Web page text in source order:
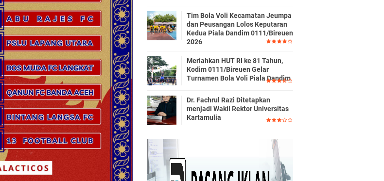
Tim Bola Voli Kecamatan Jeumpa
dan Peusangan Lolos Keputaran
Kedua Piala Dandim 0111/Bireuen
2026
Meriahkan HUT RI ke 81 Tahun,
Kodim 0111/Bireuen Gelar
Turnamen Bola Voli Piala Dandim
Dr. Fachrul Razi Ditetapkan
menjadi Wakil Rektor Universitas
Kartamulia